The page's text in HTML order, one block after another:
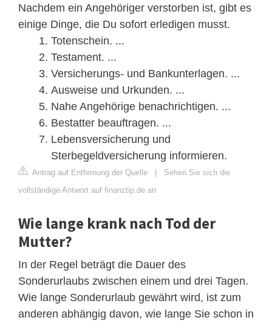
Nachdem ein Angehöriger verstorben ist, gibt es
einige Dinge, die Du sofort erledigen musst.
Totenschein. ...
Testament. ...
Versicherungs- und Bankunterlagen. ...
Ausweise und Urkunden. ...
Nahe Angehörige benachrichtigen. ...
Bestatter beauftragen. ...
Lebensversicherung und
Sterbegeldversicherung informieren.
Antrag auf Entfernung der Quelle | Sehen Sie sich die
vollständige Antwort auf finanztip.de an
Wie lange krank nach Tod der
Mutter?
In der Regel beträgt die Dauer des
Sonderurlaubs zwischen einem und drei Tagen.
Wie lange Sonderurlaub gewährt wird, ist zum
anderen abhängig davon, wie lange Sie schon in